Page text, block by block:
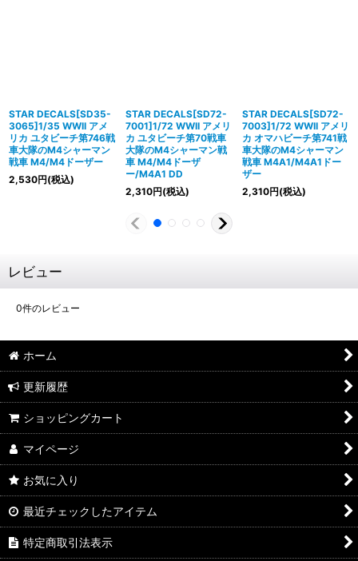
STAR DECALS[SD35-
3065]1/35 WWII アメ
リカ ユタビーチ第746戦
車大隊のM4シャーマン
戦車 M4/M4ドーザー
2,530円(税込)
STAR DECALS[SD72-
7001]1/72 WWII アメリ
カ ユタビーチ第70戦車
大隊のM4シャーマン戦
車 M4/M4ドーザ
ー/M4A1 DD
2,310円(税込)
STAR DECALS[SD72-
7003]1/72 WWII アメリ
カ オマハビーチ第741戦
車大隊のM4シャーマン
戦車 M4A1/M4A1ドー
ザー
2,310円(税込)
レビュー
0件のレビュー
ホーム
更新履歴
ショッピングカート
マイページ
お気に入り
最近チェックしたアイテム
特定商取引法表示